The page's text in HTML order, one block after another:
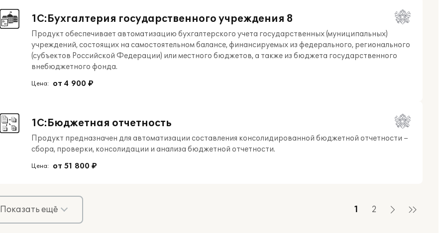
1С:Бухгалтерия государственного учреждения 8
Продукт обеспечивает автоматизацию бухгалтерского учета государственных (муниципальных)
учреждений, состоящих на самостоятельном балансе, финансируемых из федерального, регионального
(субъектов Российской Федерации) или местного бюджетов, а также из бюджета государственного
внебюджетного фонда.
Цена: от 4 900 ₽
1С:Бюджетная отчетность
Продукт предназначен для автоматизации составления консолидированной бюджетной отчетности –
сбора, проверки, консолидации и анализа бюджетной отчетности.
Цена: от 51 800 ₽
Показать ещё 1 2